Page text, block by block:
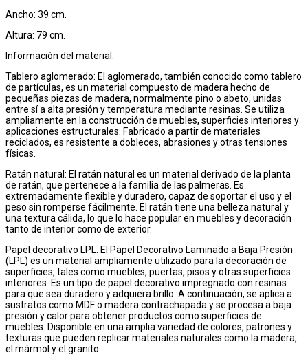
Ancho: 39 cm.
Altura: 79 cm.
Información del material:
Tablero aglomerado: El aglomerado, también conocido como tablero
de partículas, es un material compuesto de madera hecho de
pequeñas piezas de madera, normalmente pino o abeto, unidas
entre sí a alta presión y temperatura mediante resinas. Se utiliza
ampliamente en la construcción de muebles, superficies interiores y
aplicaciones estructurales. Fabricado a partir de materiales
reciclados, es resistente a dobleces, abrasiones y otras tensiones
físicas.
Ratán natural: El ratán natural es un material derivado de la planta
de ratán, que pertenece a la familia de las palmeras. Es
extremadamente flexible y duradero, capaz de soportar el uso y el
peso sin romperse fácilmente. El ratán tiene una belleza natural y
una textura cálida, lo que lo hace popular en muebles y decoración
tanto de interior como de exterior.
Papel decorativo LPL: El Papel Decorativo Laminado a Baja Presión
(LPL) es un material ampliamente utilizado para la decoración de
superficies, tales como muebles, puertas, pisos y otras superficies
interiores. Es un tipo de papel decorativo impregnado con resinas
para que sea duradero y adquiera brillo. A continuación, se aplica a
sustratos como MDF o madera contrachapada y se procesa a baja
presión y calor para obtener productos como superficies de
muebles. Disponible en una amplia variedad de colores, patrones y
texturas que pueden replicar materiales naturales como la madera,
el mármol y el granito.